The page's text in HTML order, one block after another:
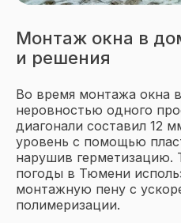
Монтаж окна в
и решения
Во время монтажа окна
неровностью одного
диагонали составил 12
уровень с помощью
нарушив герметизацию.
погоды в Тюмени
монтажную пену с
полимеризации.